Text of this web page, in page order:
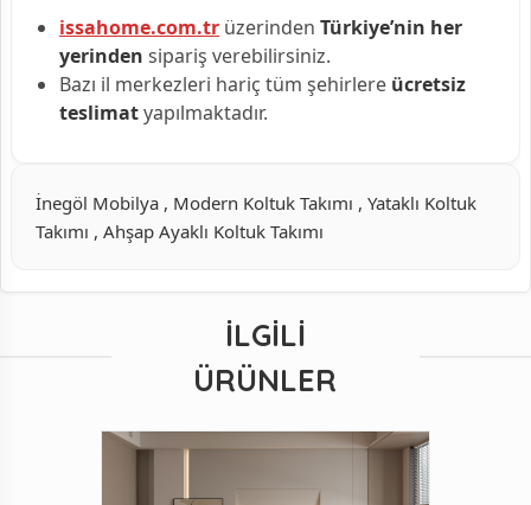
issahome.com.tr üzerinden Türkiye’nin her
yerinden sipariş verebilirsiniz.
Bazı il merkezleri hariç tüm şehirlere ücretsiz
teslimatyapılmaktadır.
İnegöl Mobilya , Modern Koltuk Takımı , Yataklı Koltuk
Takımı , Ahşap Ayaklı Koltuk Takımı
İLGILI
ÜRÜNLER